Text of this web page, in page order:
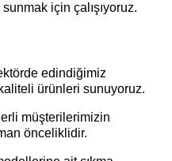
için çalışıyoruz.
edindiğimiz
ürünleri sunuyoruz.
müşterilerimizin
önceliklidir.